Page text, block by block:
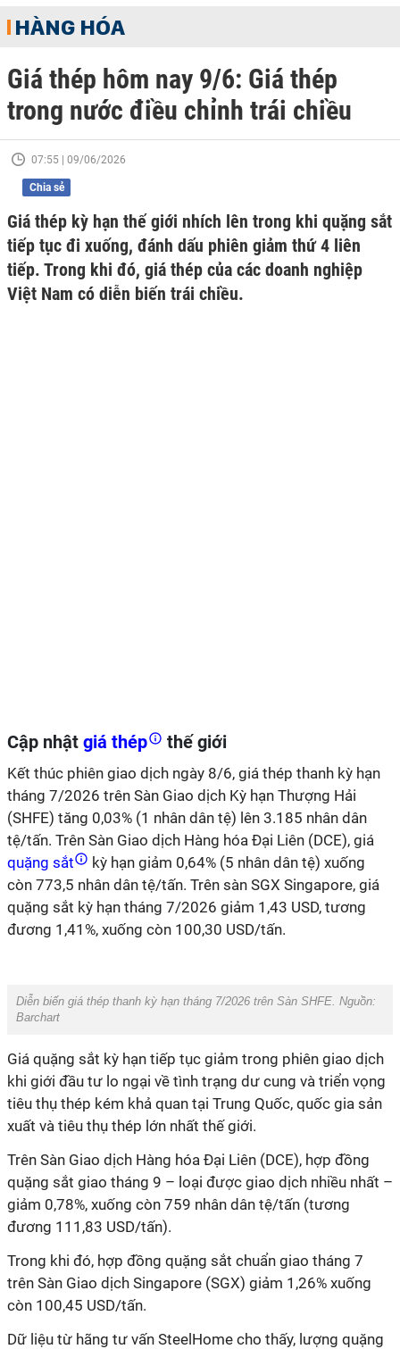
HÀNG HÓA
Giá thép hôm nay 9/6: Giá thép
trong nước điều chỉnh trái chiều
07:55 | 09/06/2026
Chia sẻ
Giá thép kỳ hạn thế giới nhích lên trong khi quặng sắt
tiếp tục đi xuống, đánh dấu phiên giảm thứ 4 liên
tiếp. Trong khi đó, giá thép của các doanh nghiệp
Việt Nam có diễn biến trái chiều.
Cập nhật giá thép thế giới
Kết thúc phiên giao dịch ngày 8/6, giá thép thanh kỳ hạn
tháng 7/2026 trên Sàn Giao dịch Kỳ hạn Thượng Hải
(SHFE) tăng 0,03% (1 nhân dân tệ) lên 3.185 nhân dân
tệ/tấn. Trên Sàn Giao dịch Hàng hóa Đại Liên (DCE), giá
quặng sắt
kỳ hạn giảm 0,64% (5 nhân dân tệ) xuống
còn 773,5 nhân dân tệ/tấn. Trên sàn SGX Singapore, giá
quặng sắt kỳ hạn tháng 7/2026 giảm 1,43 USD, tương
đương 1,41%, xuống còn 100,30 USD/tấn.
Diễn biến giá thép thanh kỳ hạn tháng 7/2026 trên Sàn SHFE. Nguồn:
Barchart
Giá quặng sắt kỳ hạn tiếp tục giảm trong phiên giao dịch
khi giới đầu tư lo ngại về tình trạng dư cung và triển vọng
tiêu thụ thép kém khả quan tại Trung Quốc, quốc gia sản
xuất và tiêu thụ thép lớn nhất thế giới.
Trên Sàn Giao dịch Hàng hóa Đại Liên (DCE), hợp đồng
quặng sắt giao tháng 9 – loại được giao dịch nhiều nhất –
giảm 0,78%, xuống còn 759 nhân dân tệ/tấn (tương
đương 111,83 USD/tấn).
Trong khi đó, hợp đồng quặng sắt chuẩn giao tháng 7
trên Sàn Giao dịch Singapore (SGX) giảm 1,26% xuống
còn 100,45 USD/tấn.
Dữ liệu từ hãng tư vấn SteelHome cho thấy, lượng quặng